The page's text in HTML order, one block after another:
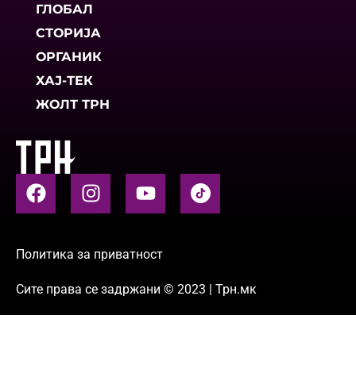
ГЛОБАЛ
СТОРИЈА
ОРГАНИК
ХАЈ-ТЕК
ЖОЛТ ТРН
Политика за приватност
Сите права се задржани © 2023 | Трн.мк